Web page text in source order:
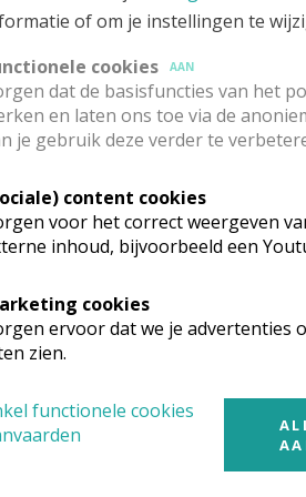
Mevr. Martine Eggermont
13
gebeurt door de priester
:
Decuypere
9, 8550 Zwevegem
056 75 52 42
30 06 72
of om je instellingen te
cookies
AAN
dat de basisfuncties van het
en laten ons toe via de
je gebruik deze verder te
content cookies
voor het correct weergeven
inhoud, bijvoorbeeld een
cookies
ervoor dat we je advertenties
zien.
functionele cookies